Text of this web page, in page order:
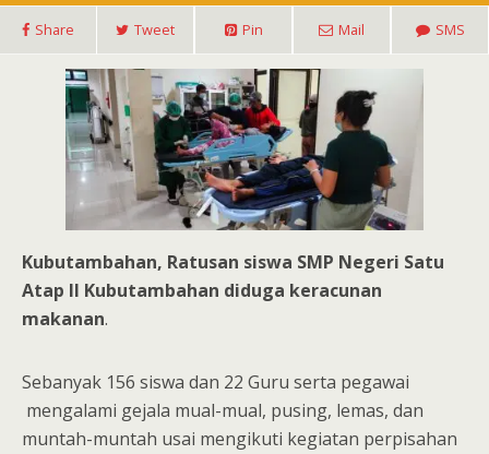
Share Tweet Pin Mail SMS
Kubutambahan, Ratusan siswa SMP Negeri Satu
Atap II Kubutambahan diduga keracunan
makanan.
Sebanyak 156 siswa dan 22 Guru serta pegawai
mengalami gejala mual-mual, pusing, lemas, dan
muntah-muntah usai mengikuti kegiatan perpisahan